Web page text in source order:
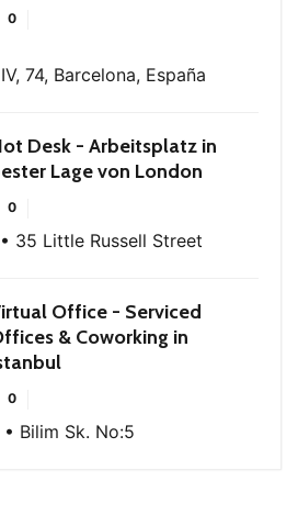
0
74, Barcelona, España
Desk - Arbeitsplatz in
Lage von London
0
35 Little Russell Street
Office - Serviced
& Coworking in
0
Bilim Sk. No:5